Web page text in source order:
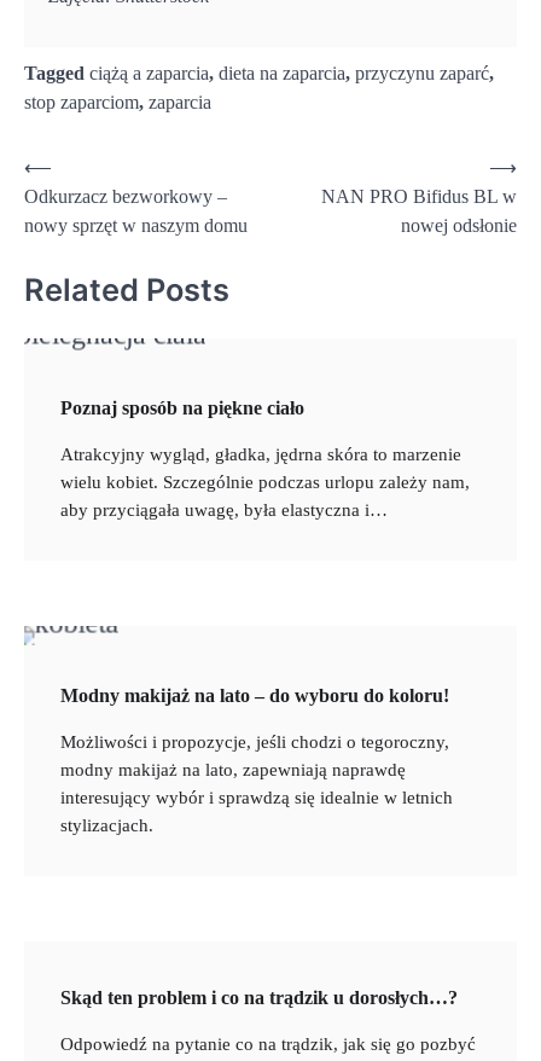
Tagged ciążą a zaparcia, dieta na zaparcia, przyczynu zaparć,
stop zaparciom, zaparcia
Nawigacja
wpisu
⟵
Odkurzacz bezworkowy –
nowy sprzęt w naszym domu
NAN PRO Bifidus BL w
nowej odsłonie
⟶
Related Posts
Poznaj sposób na piękne ciało
Atrakcyjny wygląd, gładka, jędrna skóra to marzenie
wielu kobiet. Szczególnie podczas urlopu zależy nam,
aby przyciągała uwagę, była elastyczna i…
Modny makijaż na lato – do wyboru do koloru!
Możliwości i propozycje, jeśli chodzi o tegoroczny,
modny makijaż na lato, zapewniają naprawdę
interesujący wybór i sprawdzą się idealnie w letnich
stylizacjach.
Skąd ten problem i co na trądzik u dorosłych…?
Odpowiedź na pytanie co na trądzik, jak się go pozbyć